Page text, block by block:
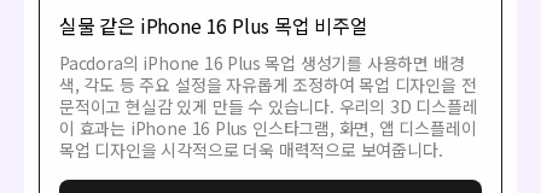
실물 같은 iPhone 16 Plus 목업 비주얼
Pacdora의 iPhone 16 Plus 목업 생성기를 사용하면 배경
색, 각도 등 주요 설정을 자유롭게 조정하여 목업 디자인을 전
문적이고 현실감 있게 만들 수 있습니다. 우리의 3D 디스플레
이 효과는 iPhone 16 Plus 인스타그램, 화면, 앱 디스플레이
목업 디자인을 시각적으로 더욱 매력적으로 보여줍니다.